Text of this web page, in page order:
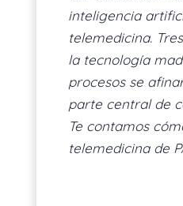
inteligencia
telemedicina.
la tecnología
procesos se
parte central de
Te contamos
telemedicina de